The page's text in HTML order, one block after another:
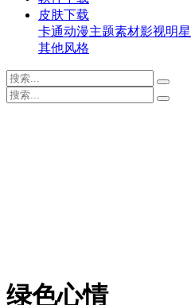
皮肤下载
卡通动漫主题素材影视明星
其他风格
绿色心情